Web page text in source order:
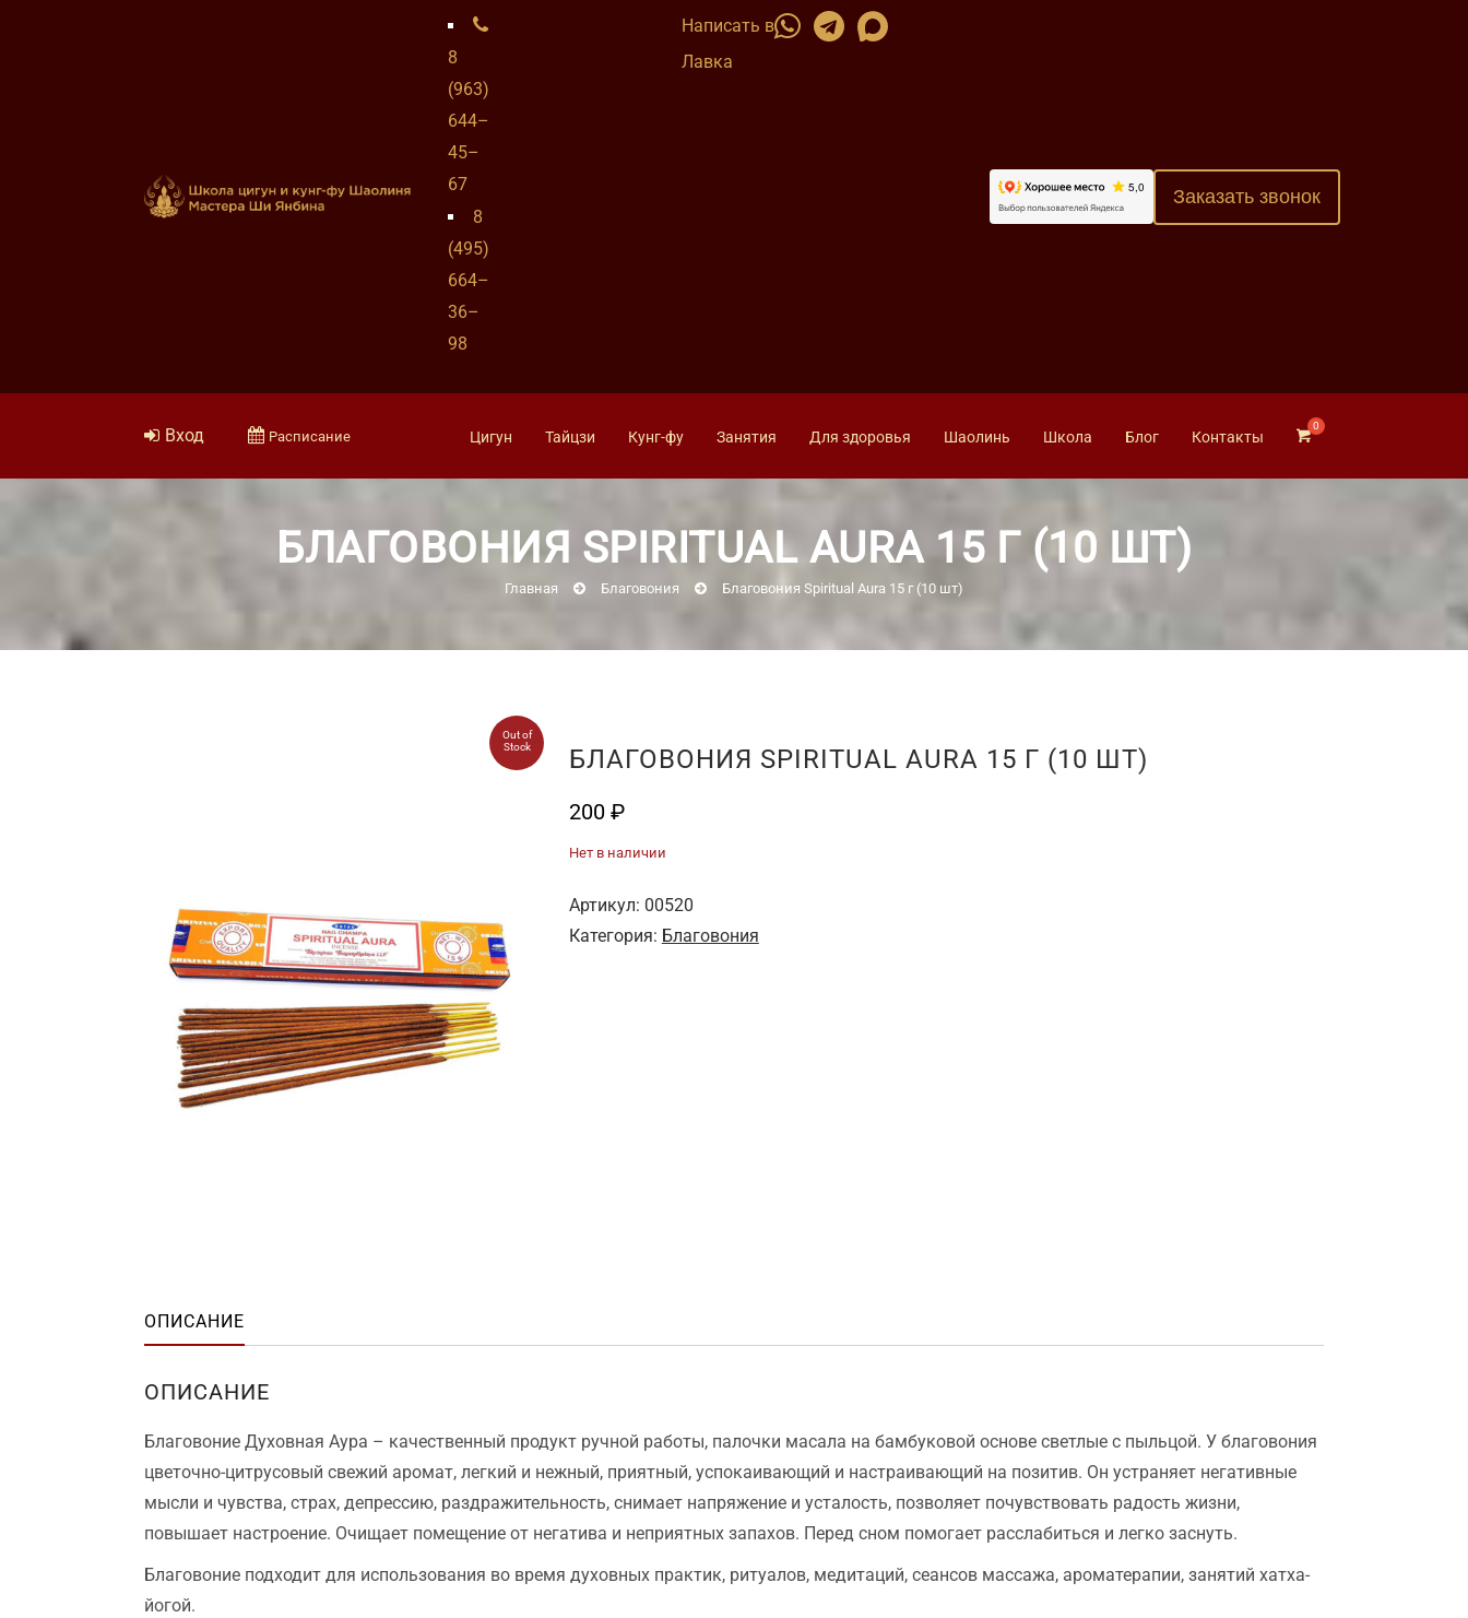
8
(963)
644–
45–
67
8
(495)
664–
36–
98
Написать в
Лавка
Заказать звонок
Вход Расписание Цигун Тайцзи Кунг-фу Занятия Для здоровья Шаолинь Школа Блог Контакты
БЛАГОВОНИЯ SPIRITUAL AURA 15 Г (10 ШТ)
Главная Благовония Благовония Spiritual Aura 15 г (10 шт)
Out of
Stock
БЛАГОВОНИЯ SPIRITUAL AURA 15 Г (10 ШТ)
200 ₽
Нет в наличии
Артикул: 00520
Категория: Благовония
ОПИСАНИЕ
ОПИСАНИЕ
Благовоние Духовная Аура – качественный продукт ручной работы, палочки масала на бамбуковой основе светлые с пыльцой. У благовония
цветочно-цитрусовый свежий аромат, легкий и нежный, приятный, успокаивающий и настраивающий на позитив. Он устраняет негативные
мысли и чувства, страх, депрессию, раздражительность, снимает напряжение и усталость, позволяет почувствовать радость жизни,
повышает настроение. Очищает помещение от негатива и неприятных запахов. Перед сном помогает расслабиться и легко заснуть.
Благовоние подходит для использования во время духовных практик, ритуалов, медитаций, сеансов массажа, ароматерапии, занятий хатха-
йогой.